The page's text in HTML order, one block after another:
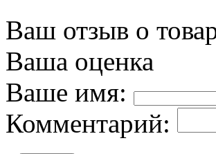
Ваш отзыв о
Ваша оценка
Ваше имя:
Комментарий: